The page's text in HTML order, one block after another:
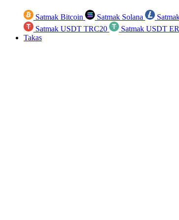
Satmak Bitcoin Satmak Solana
Satmak USDT TRC20
Satmak USDT
Takas